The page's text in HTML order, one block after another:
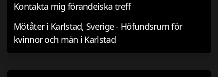
Kontakta mig förandeiska treff
Mötåter i Karlstad, Sverige - Höfundsrum för
kvinnor och män i Karlstad